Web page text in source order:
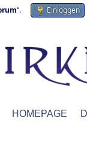
“. Einloggen
HOMEPAGE